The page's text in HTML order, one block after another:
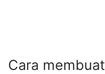
Cara